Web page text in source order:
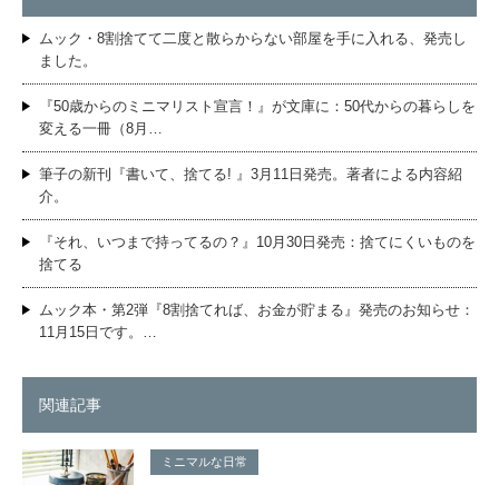
ムック・8割捨てて二度と散らからない部屋を手に入れる、発売し
ました。
『50歳からのミニマリスト宣言！』が文庫に：50代からの暮らしを
変える一冊（8月…
筆子の新刊『書いて、捨てる! 』3月11日発売。著者による内容紹
介。
『それ、いつまで持ってるの？』10月30日発売：捨てにくいものを
捨てる
ムック本・第2弾『8割捨てれば、お金が貯まる』発売のお知らせ：
11月15日です。…
関連記事
ミニマルな日常